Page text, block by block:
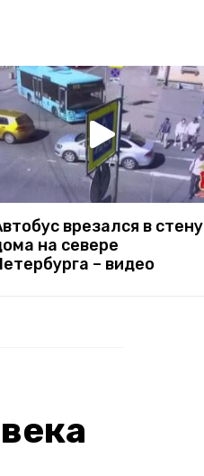
врезался в стену
на севере
– видео